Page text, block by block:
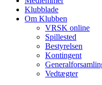
Klubblade
Om Klubben
VRSK online
Spillested
Bestyrelsen
Kontingent
Vedtægter